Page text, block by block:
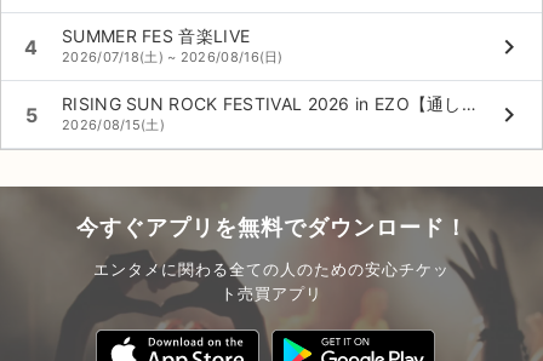
4 SUMMER FES 音楽LIVE
2026/07/18(土) ~ 2026/08/16(日) keyboard_arrow_right
5 RISING SUN ROCK FESTIVAL 2026 in EZO【通し券】
2026/08/15(土) keyboard_arrow_right
今すぐアプリを無料でダウンロード！
エンタメに関わる全ての人のための安心チケッ
ト売買アプリ